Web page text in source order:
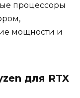
процессоры
мощности и
для RTX